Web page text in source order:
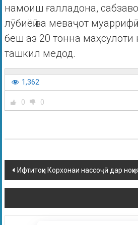
намоиш ғалладона,
лӯбиёӣ ва меваҷот
беш аз 20 тонна
ташкил медод.
1,362
0 0
Ифтитоҳи Корхонаи нассоҷӣ дар